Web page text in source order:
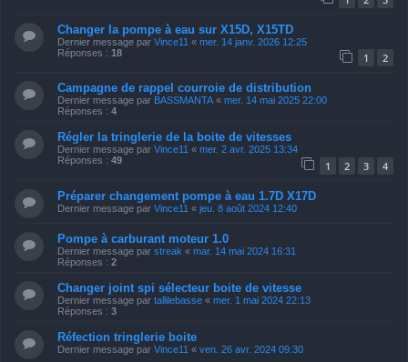
Changer la pompe à eau sur X15D, X15TD
Dernier message par Vince11 « mer. 14 janv. 2026 12:25
Réponses : 18 1 2
Campagne de rappel courroie de distribution
Dernier message par BASSMANTA « mer. 14 mai 2025 22:00
Réponses : 4
Régler la tringlerie de la boite de vitesses
Dernier message par Vince11 « mer. 2 avr. 2025 13:34
Réponses : 49 1 2 3 4
Préparer changement pompe à eau 1.7D X17D
Dernier message par Vince11 « jeu. 8 août 2024 12:40
Pompe à carburant moteur 1.0
Dernier message par streak « mar. 14 mai 2024 16:31
Réponses : 2
Changer joint spi sélecteur boite de vitesse
Dernier message par tallilebasse « mer. 1 mai 2024 22:13
Réponses : 3
Réfection tringlerie boite
Dernier message par Vince11 « ven. 26 avr. 2024 09:30